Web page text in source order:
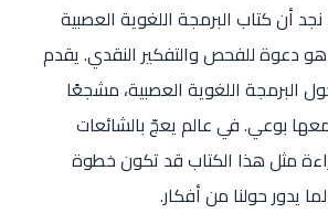
أن كتاب البرمجة اللغوية العصبية
دعوة للفحص والتفكير النقدي. يقدم
البرمجة اللغوية العصبية، مشجعًا
بوعي. في عالم يعجّ بالشائعات
مثل هذا الكتاب قد تكون خطوة
يدور حولنا من أفكار.